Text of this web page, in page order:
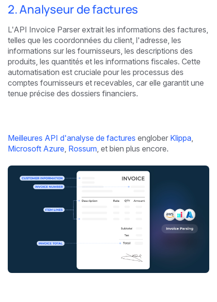
2. Analyseur de factures
L'API Invoice Parser extrait les informations des factures,
telles que les coordonnées du client, l'adresse, les
informations sur les fournisseurs, les descriptions des
produits, les quantités et les informations fiscales. Cette
automatisation est cruciale pour les processus des
comptes fournisseurs et recevables, car elle garantit une
tenue précise des dossiers financiers.
Meilleures API d'analyse de factures englober Klippa
Microsoft Azure Rossum , et bien plus encore.